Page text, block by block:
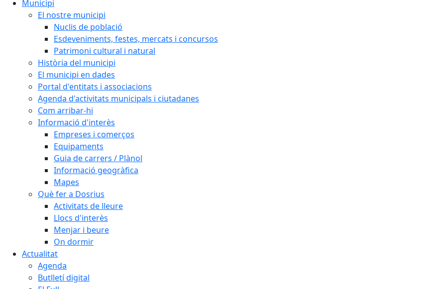
Municipi
El nostre municipi
Nuclis de població
Esdeveniments, festes, mercats i concursos
Patrimoni cultural i natural
Història del municipi
El municipi en dades
Portal d'entitats i associacions
Agenda d'activitats municipals i ciutadanes
Com arribar-hi
Informació d'interès
Empreses i comerços
Equipaments
Guia de carrers / Plànol
Informació geogràfica
Mapes
Què fer a Dosrius
Activitats de lleure
Llocs d'interès
Menjar i beure
On dormir
Actualitat
Agenda
Butlletí digital